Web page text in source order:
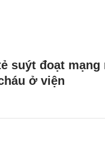
suýt đoạt
ở viện